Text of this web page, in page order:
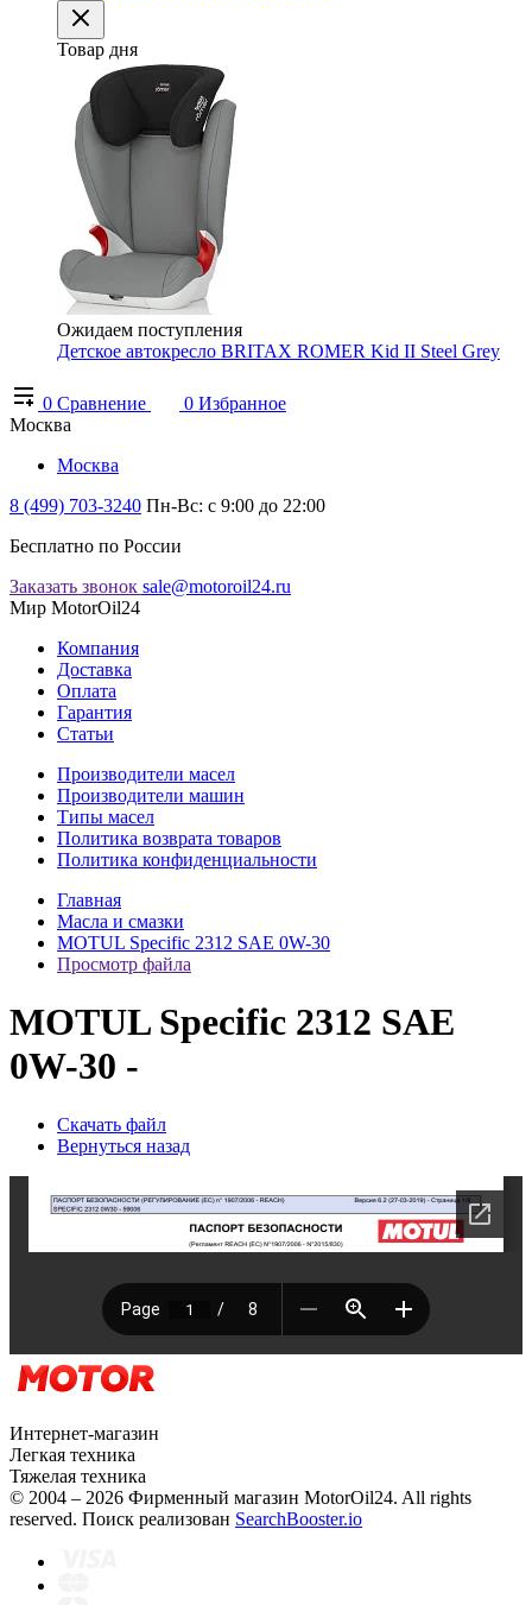
Товар дня
Ожидаем поступления
Детское автокресло BRITAX ROMER Kid II Steel Grey
0 Сравнение 0 Избранное
Москва
Москва
8 (499) 703-3240 Пн-Вс: с 9:00 до 22:00
Бесплатно по России
Заказать звонок sale@motoroil24.ru
Мир MotorOil24
Компания
Доставка
Оплата
Гарантия
Статьи
Производители масел
Производители машин
Типы масел
Политика возврата товаров
Политика конфиденциальности
Главная
Масла и смазки
MOTUL Specific 2312 SAE 0W-30
Просмотр файла
MOTUL Specific 2312 SAE
0W-30 -
Скачать файл
Вернуться назад
Интернет-магазин
Легкая техника
Тяжелая техника
© 2004 – 2026 Фирменный магазин MotorOil24. All rights
reserved. Поиск реализован SearchBooster.io